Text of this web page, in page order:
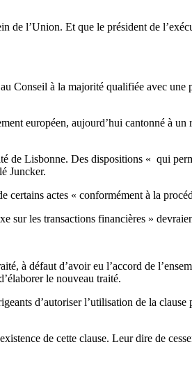
de l’Union. Et que le président de
Conseil à la majorité qualifiée avec
européen, aujourd’hui cantonné à
de Lisbonne. Des dispositions « qui
Juncker.
certains actes « conformément à la
sur les transactions financières »
à défaut d’avoir eu l’accord de
le nouveau traité.
d’autoriser l’utilisation de la clause
de cette clause. Leur dire de